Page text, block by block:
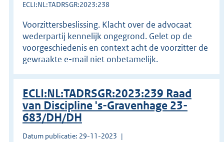
ECLI:NL:TADRSGR:2023:238
Voorzittersbeslissing. Klacht over de advocaat
wederpartij kennelijk ongegrond. Gelet op de
voorgeschiedenis en context acht de voorzitter de
gewraakte e-mail niet onbetamelijk.
ECLI:NL:TADRSGR:2023:239 Raad
van Discipline 's-Gravenhage 23-
683/DH/DH
Datum publicatie: 29-11-2023